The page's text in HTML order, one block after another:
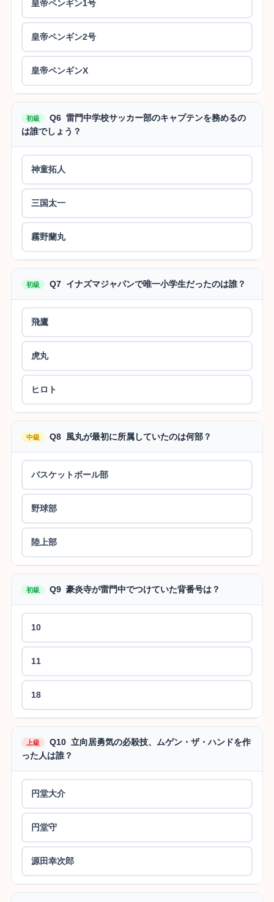
皇帝ペンギン1号
皇帝ペンギン2号
皇帝ペンギンX
初級
Q6 雷門中学校サッカー部のキャプテンを務めるの
は誰でしょう？
神童拓人
三国太一
霧野蘭丸
初級 Q7 イナズマジャパンで唯一小学生だったのは誰？
飛鷹
虎丸
ヒロト
中級 Q8 風丸が最初に所属していたのは何部？
バスケットボール部
野球部
陸上部
初級 Q9 豪炎寺が雷門中でつけていた背番号は？
10
11
18
上級
Q10 立向居勇気の必殺技、ムゲン・ザ・ハンドを作
った人は誰？
円堂大介
円堂守
源田幸次郎